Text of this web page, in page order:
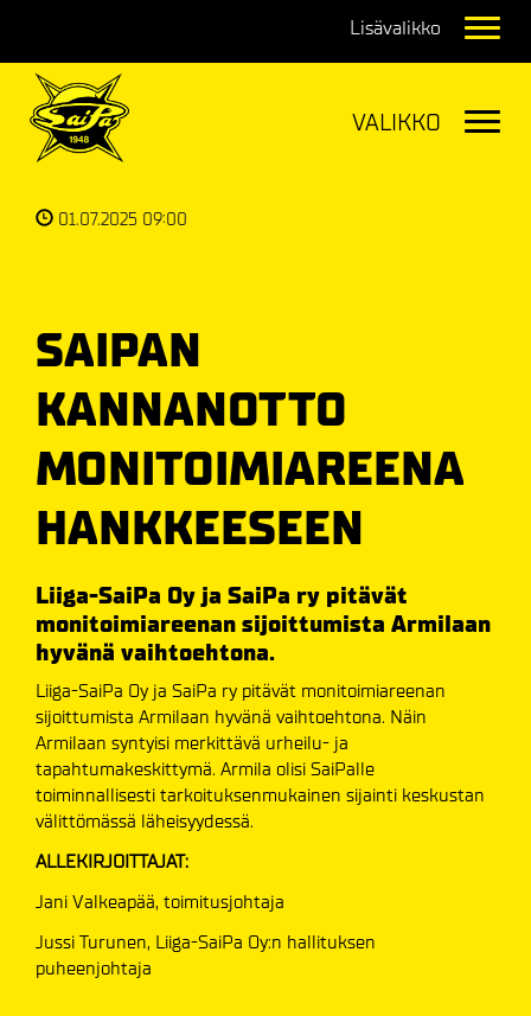
01.07.2025 09:00
SAIPAN
KANNANOTTO
MONITOIMIAREENA
HANKKEESEEN
Liiga-SaiPa Oy ja SaiPa ry pitävät
monitoimiareenan sijoittumista Armilaan
hyvänä vaihtoehtona.
Liiga-SaiPa Oy ja SaiPa ry pitävät monitoimiareenan
sijoittumista Armilaan hyvänä vaihtoehtona. Näin
Armilaan syntyisi merkittävä urheilu- ja
tapahtumakeskittymä. Armila olisi SaiPalle
toiminnallisesti tarkoituksenmukainen sijainti keskustan
välittömässä läheisyydessä.
ALLEKIRJOITTAJAT:
Jani Valkeapää, toimitusjohtaja
Jussi Turunen, Liiga-SaiPa Oy:n hallituksen
puheenjohtaja